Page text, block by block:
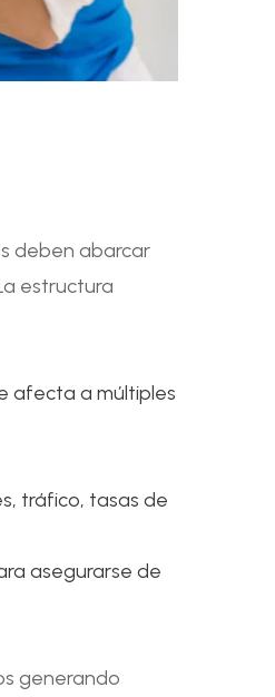
deben abarcar
estructura
afecta a múltiples
tráfico, tasas de
asegurarse de
generando